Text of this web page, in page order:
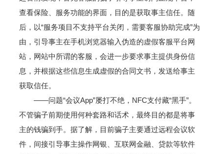
查看保险、服务功能的界面，目的是获取事主信任。随
后，以“服务项目不支持平台关闭，需要客服协助完成”为
由，引导事主在手机浏览器输入伪造的虚假客服平台网
站，网站中所谓的客服，会进一步要求事主提供身份信
息，并根据这些信息生成虚假的合同文书，发送给事主
获取信任。
——问题“会议App”屡打不绝，NFC支付藏“黑手”。
不管骗子前期使用何种套路和话术，最终目的都是将事
主的钱骗到手。据了解，目前骗子主要通过远程会议软
件，间接引导事主操作网银、互联网金融、贷款等软件